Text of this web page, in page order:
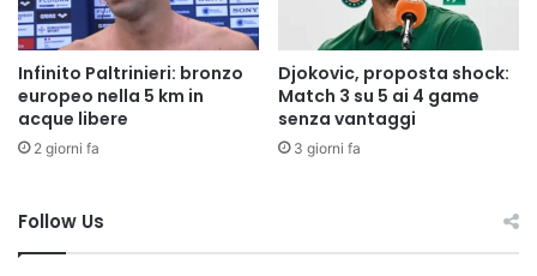
Infinito Paltrinieri: bronzo
europeo nella 5 km in
acque libere
2 giorni fa
Djokovic, proposta shock:
Match 3 su 5 ai 4 game
senza vantaggi
3 giorni fa
Follow Us